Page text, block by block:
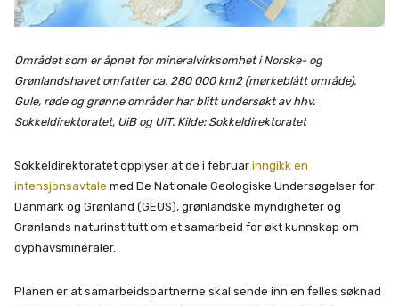
Området som er åpnet for mineralvirksomhet i Norske- og
Grønlandshavet omfatter ca. 280 000 km2 (mørkeblått område).
Gule, røde og grønne områder har blitt undersøkt av hhv.
Sokkeldirektoratet, UiB og UiT. Kilde: Sokkeldirektoratet
Sokkeldirektoratet opplyser at de i februar inngikk en
intensjonsavtale med De Nationale Geologiske Undersøgelser for
Danmark og Grønland (GEUS), grønlandske myndigheter og
Grønlands naturinstitutt om et samarbeid for økt kunnskap om
dyphavsmineraler.
Planen er at samarbeidspartnerne skal sende inn en felles søknad